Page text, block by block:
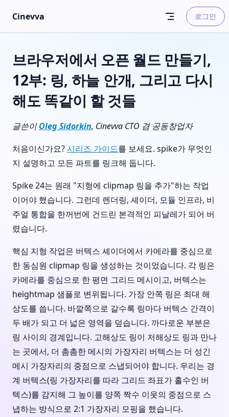
Skip to content
Cinevva 로그인
브라우저에서 오픈 월드 만들기,
12부: 링, 하늘 안개, 그리고 다시
해도 똑같이 할 것들
글쓴이Oleg Sidorkin, Cinevva CTO 겸 공동창업자
처음이신가요?시리즈 가이드를 보세요. spike가 무엇인
지 설명하고 모든 파트를 링크해 둡니다.
Spike 24는 원래 "지형에 clipmap 링을 추가"하는 작업
이어야 했습니다. 그런데 렌더링, 셰이더, 모듈 인프라, 비
주얼 통합을 한꺼번에 건드린 본격적인 피날레가 되어 버
렸습니다.
핵심 지형 작업은 버텍스 셰이더에서 카메라를 중심으로
한 동심원 clipmap 링을 생성하는 것이었습니다. 각 링은
카메라를 중심으로 한 평면 그리드 메시이고, 버텍스는
heightmap 샘플로 변위됩니다. 가장 안쪽 링은 최대 해
상도를 씁니다. 바깥쪽으로 갈수록 링마다 버텍스 간격이
두 배가 되고 더 넓은 영역을 덮습니다. 까다로운 부분은
링 사이의 경계입니다. 고해상도 링이 저해상도 링과 만나
는 곳에서, 더 촘촘한 메시의 가장자리 버텍스는 더 성긴
메시 가장자리의 중점으로 스냅되어야 합니다. 우리는 경
계 버텍스(링 가장자리를 따라 그리드 좌표가 홀수인 버
텍스)를 감지해 그 높이를 양쪽 짝수 이웃의 중점으로 스
냅하는 방식으로 2:1 가장자리 모핑을 했습니다.